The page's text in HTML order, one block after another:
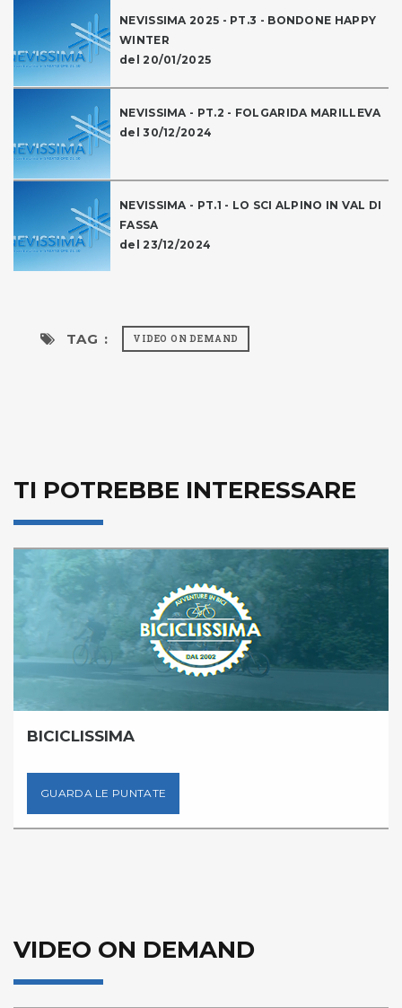
NEVISSIMA 2025 - PT.3 - BONDONE HAPPY
WINTER
del 20/01/2025
NEVISSIMA - PT.2 - FOLGARIDA MARILLEVA
del 30/12/2024
NEVISSIMA - PT.1 - LO SCI ALPINO IN VAL DI
FASSA
del 23/12/2024
TAG : VIDEO ON DEMAND
TI POTREBBE INTERESSARE
BICICLISSIMA
GUARDA LE PUNTATE
VIDEO ON DEMAND